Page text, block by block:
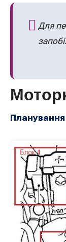
Для
Планування